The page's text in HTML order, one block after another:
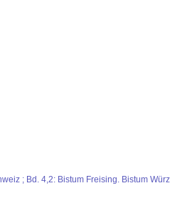
; Bd. 4,2: Bistum Freising. Bistum